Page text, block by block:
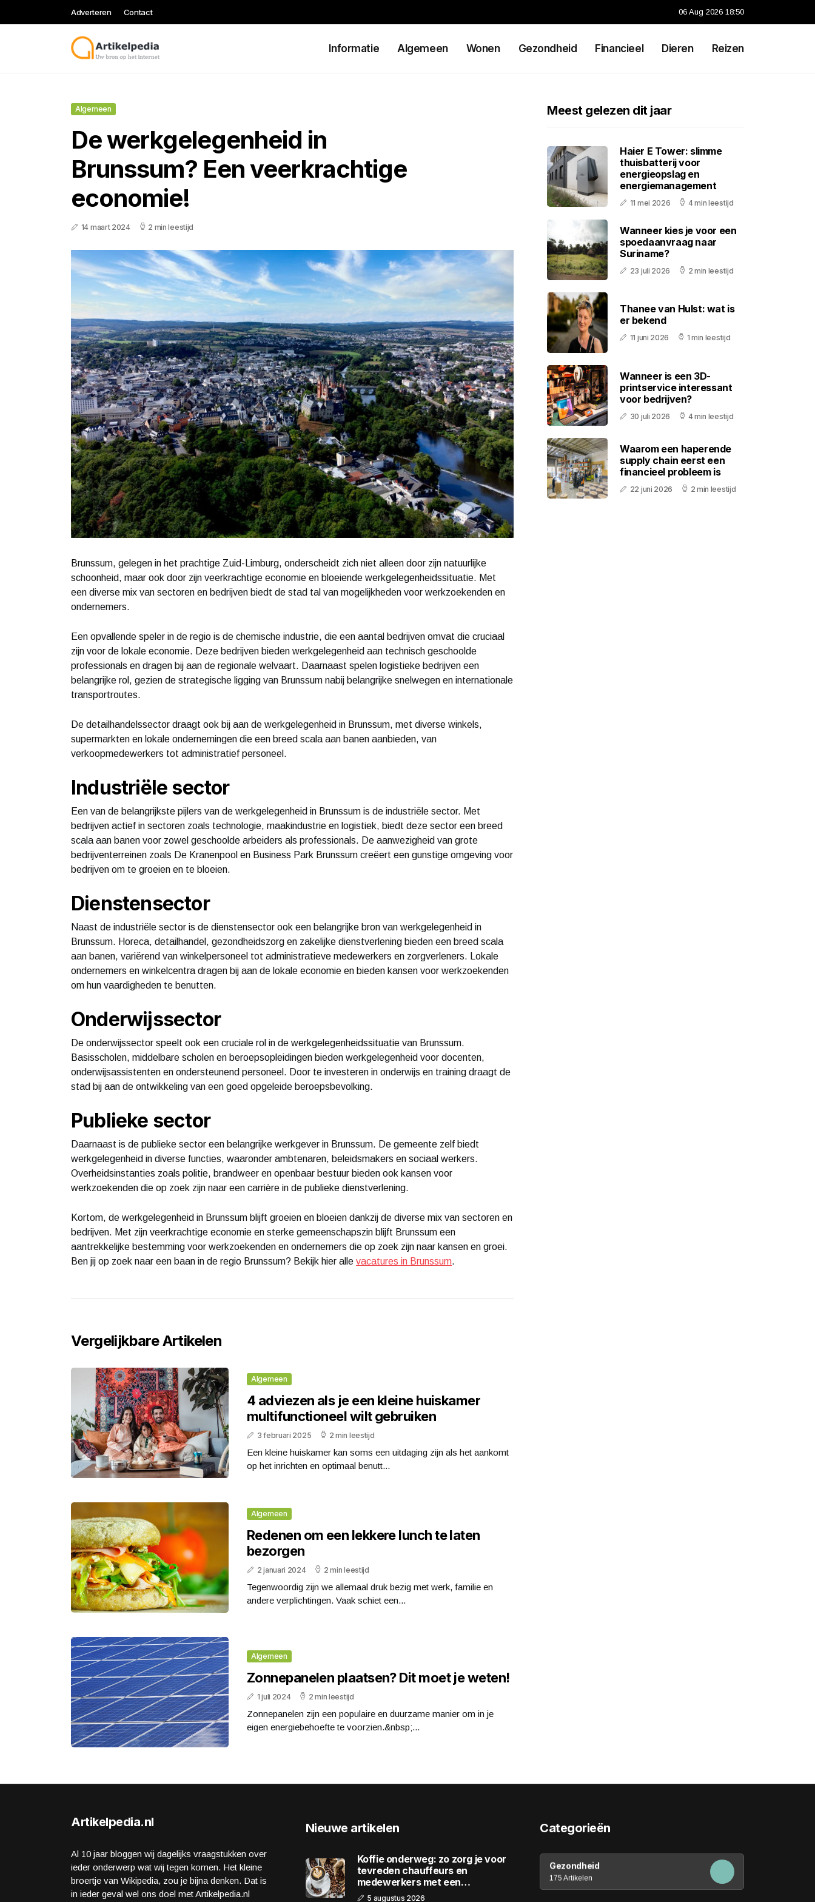
Adverteren Contact 06 Aug 2026 18:50
Informatie Algemeen Wonen Gezondheid Financieel Dieren Reizen
Algemeen
De werkgelegenheid in
Brunssum? Een veerkrachtige
economie!
14 maart 2024 2 min leestijd
Brunssum, gelegen in het prachtige Zuid-Limburg, onderscheidt zich niet alleen door zijn natuurlijke
schoonheid, maar ook door zijn veerkrachtige economie en bloeiende werkgelegenheidssituatie. Met
een diverse mix van sectoren en bedrijven biedt de stad tal van mogelijkheden voor werkzoekenden en
ondernemers.
Een opvallende speler in de regio is de chemische industrie, die een aantal bedrijven omvat die cruciaal
zijn voor de lokale economie. Deze bedrijven bieden werkgelegenheid aan technisch geschoolde
professionals en dragen bij aan de regionale welvaart. Daarnaast spelen logistieke bedrijven een
belangrijke rol, gezien de strategische ligging van Brunssum nabij belangrijke snelwegen en internationale
transportroutes.
De detailhandelssector draagt ook bij aan de werkgelegenheid in Brunssum, met diverse winkels,
supermarkten en lokale ondernemingen die een breed scala aan banen aanbieden, van
verkoopmedewerkers tot administratief personeel.
Industriële sector
Een van de belangrijkste pijlers van de werkgelegenheid in Brunssum is de industriële sector. Met
bedrijven actief in sectoren zoals technologie, maakindustrie en logistiek, biedt deze sector een breed
scala aan banen voor zowel geschoolde arbeiders als professionals. De aanwezigheid van grote
bedrijventerreinen zoals De Kranenpool en Business Park Brunssum creëert een gunstige omgeving voor
bedrijven om te groeien en te bloeien.
Dienstensector
Naast de industriële sector is de dienstensector ook een belangrijke bron van werkgelegenheid in
Brunssum. Horeca, detailhandel, gezondheidszorg en zakelijke dienstverlening bieden een breed scala
aan banen, variërend van winkelpersoneel tot administratieve medewerkers en zorgverleners. Lokale
ondernemers en winkelcentra dragen bij aan de lokale economie en bieden kansen voor werkzoekenden
om hun vaardigheden te benutten.
Onderwijssector
De onderwijssector speelt ook een cruciale rol in de werkgelegenheidssituatie van Brunssum.
Basisscholen, middelbare scholen en beroepsopleidingen bieden werkgelegenheid voor docenten,
onderwijsassistenten en ondersteunend personeel. Door te investeren in onderwijs en training draagt de
stad bij aan de ontwikkeling van een goed opgeleide beroepsbevolking.
Publieke sector
Daarnaast is de publieke sector een belangrijke werkgever in Brunssum. De gemeente zelf biedt
werkgelegenheid in diverse functies, waaronder ambtenaren, beleidsmakers en sociaal werkers.
Overheidsinstanties zoals politie, brandweer en openbaar bestuur bieden ook kansen voor
werkzoekenden die op zoek zijn naar een carrière in de publieke dienstverlening.
Kortom, de werkgelegenheid in Brunssum blijft groeien en bloeien dankzij de diverse mix van sectoren en
bedrijven. Met zijn veerkrachtige economie en sterke gemeenschapszin blijft Brunssum een
aantrekkelijke bestemming voor werkzoekenden en ondernemers die op zoek zijn naar kansen en groei.
Ben jij op zoek naar een baan in de regio Brunssum? Bekijk hier alle vacatures in Brunssum.
Vergelijkbare Artikelen
Algemeen
4 adviezen als je een kleine huiskamer
multifunctioneel wilt gebruiken
3 februari 2025 2 min leestijd
Een kleine huiskamer kan soms een uitdaging zijn als het aankomt
op het inrichten en optimaal benutt...
Algemeen
Redenen om een lekkere lunch te laten
bezorgen
2 januari 2024 2 min leestijd
Tegenwoordig zijn we allemaal druk bezig met werk, familie en
andere verplichtingen. Vaak schiet een...
Algemeen
Zonnepanelen plaatsen? Dit moet je weten!
1 juli 2024 2 min leestijd
Zonnepanelen zijn een populaire en duurzame manier om in je
eigen energiebehoefte te voorzien.&nbsp;...
Meest gelezen dit jaar
Haier E Tower: slimme
thuisbatterij voor
energieopslag en
energiemanagement
11 mei 2026 4 min leestijd
Wanneer kies je voor een
spoedaanvraag naar
Suriname?
23 juli 2026 2 min leestijd
Thanee van Hulst: wat is
er bekend
11 juni 2026 1 min leestijd
Wanneer is een 3D-
printservice interessant
voor bedrijven?
30 juli 2026 4 min leestijd
Waarom een haperende
supply chain eerst een
financieel probleem is
22 juni 2026 2 min leestijd
Artikelpedia.nl
Al 10 jaar bloggen wij dagelijks vraagstukken over
ieder onderwerp wat wij tegen komen. Het kleine
broertje van Wikipedia, zou je bijna denken. Dat is
in ieder geval wel ons doel met Artikelpedia.nl
Nieuwe artikelen
Koffie onderweg: zo zorg je voor
tevreden chauffeurs en
medewerkers met een
wagenpark
5 augustus 2026
Categorieën
Gezondheid
175 Artikelen